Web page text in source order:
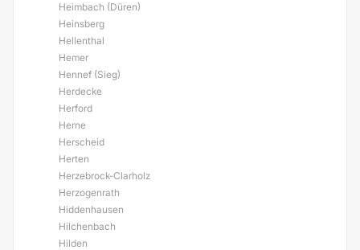
Heimbach (Düren)
Heinsberg
Hellenthal
Hemer
Hennef (Sieg)
Herdecke
Herford
Herne
Herscheid
Herten
Herzebrock-Clarholz
Herzogenrath
Hiddenhausen
Hilchenbach
Hilden